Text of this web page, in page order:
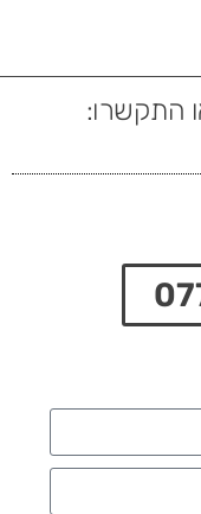
התקשרו: